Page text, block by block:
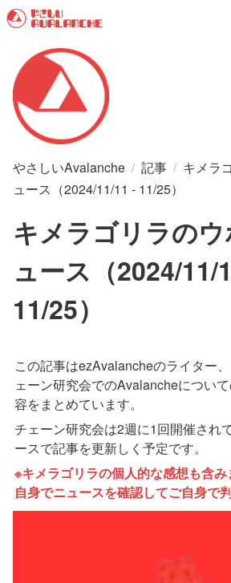
やさしいAvalanche / 記事 / キメラ
ュース（2024/11/11 - 11/25）
キメラゴリラの
ュース（2024/11/
11/25）
この記事はezAvalancheのライター
ェーン研究会でのAvalancheについ
容をまとめています。
チェーン研究会は2週に1回開催され
ースで記事を更新しく予定です。
※キメラゴリラの個人的な感想も含
自身でニュースを確認してご自身で